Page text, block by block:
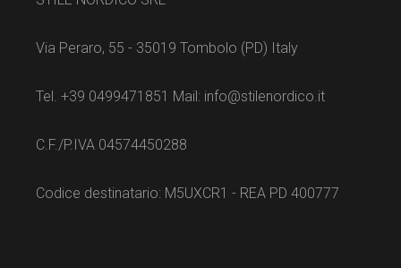
Via Peraro, 55 - 35019 Tombolo (PD) Italy
Tel. +39 0499471851 Mail: info@stilenordico.it
C.F./P.IVA 04574450288
Codice destinatario: M5UXCR1 - REA PD 400777